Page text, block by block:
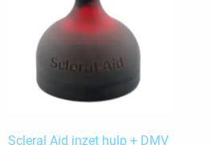
Scleral Aid inzet hulp + DMV